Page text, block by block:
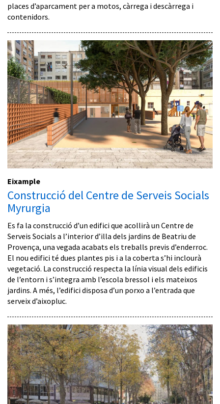
places d’aparcament per a motos, càrrega i descàrrega i
contenidors.
Eixample
Construcció del Centre de Serveis Socials
Myrurgia
Es fa la construcció d’un edifici que acollirà un Centre de
Serveis Socials a l’interior d’illa dels jardins de Beatriu de
Provença, una vegada acabats els treballs previs d’enderroc.
El nou edifici té dues plantes pis i a la coberta s’hi inclourà
vegetació. La construcció respecta la línia visual dels edificis
de l’entorn i s’integra amb l’escola bressol i els mateixos
jardins. A més, l’edifici disposa d’un porxo a l’entrada que
serveix d’aixopluc.